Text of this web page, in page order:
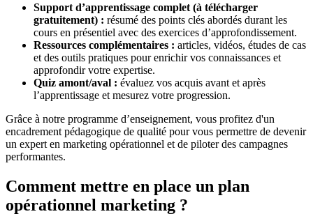
Support d’apprentissage complet (à télécharger
gratuitement) : résumé des points clés abordés durant les
cours en présentiel avec des exercices d’approfondissement.
Ressources complémentaires : articles, vidéos, études de cas
et des outils pratiques pour enrichir vos connaissances et
approfondir votre expertise.
Quiz amont/aval : évaluez vos acquis avant et après
l’apprentissage et mesurez votre progression.
Grâce à notre programme d’enseignement, vous profitez d'un
encadrement pédagogique de qualité pour vous permettre de devenir
un expert en marketing opérationnel et de piloter des campagnes
performantes.
Comment mettre en place un plan
opérationnel marketing ?